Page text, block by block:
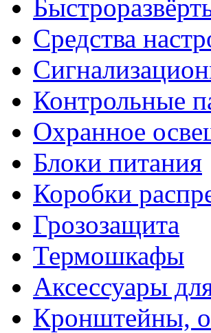
Средства
Контрольные
Охранное
Блоки питания
Коробки
Грозозащита
Термошкафы
Аксессуары
Кронштейны,